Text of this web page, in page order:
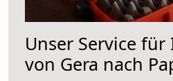
Unser Service
von Gera nach